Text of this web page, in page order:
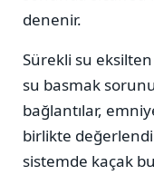
denenir.
Sürekli su
su basmak
bağlantılar,
birlikte
sistemde kaçak